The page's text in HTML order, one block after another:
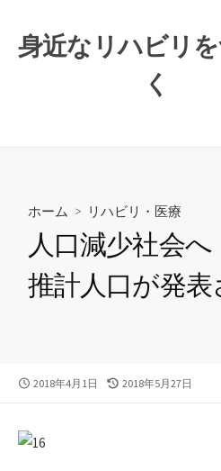
ス
身近なリハビリ
く
ホーム > リハビリ・医療
人口減少社会
推計人口が発表
公
2018年4月1日
最
2018年5月27日